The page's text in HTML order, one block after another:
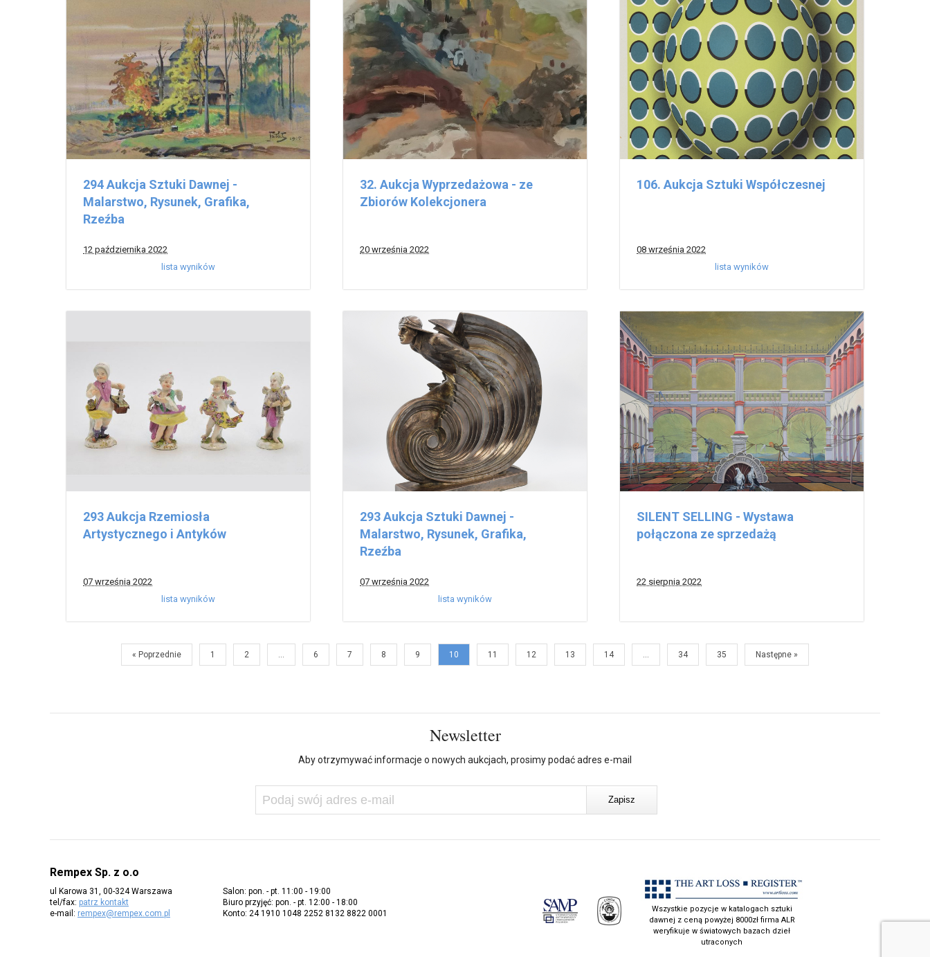
294 Aukcja Sztuki Dawnej -
Malarstwo, Rysunek, Grafika,
Rzeźba
12 października 2022
lista wyników
32. Aukcja Wyprzedażowa - ze
Zbiorów Kolekcjonera
20 września 2022
106. Aukcja Sztuki Współczesnej
08 września 2022
lista wyników
293 Aukcja Rzemiosła
Artystycznego i Antyków
07 września 2022
lista wyników
293 Aukcja Sztuki Dawnej -
Malarstwo, Rysunek, Grafika,
Rzeźba
07 września 2022
lista wyników
SILENT SELLING - Wystawa
połączona ze sprzedażą
22 sierpnia 2022
« Poprzednie 1 2 … 6 7 8 9 10 11 12 13 14 … 34 35 Następne »
Newsletter
Aby otrzymywać informacje o nowych aukcjach, prosimy podać adres e-mail
Rempex Sp. z o.o
ul Karowa 31, 00-324 Warszawa
tel/fax: patrz kontakt
e-mail: rempex@rempex.com.pl
Salon: pon. - pt. 11:00 - 19:00
Biuro przyjęć: pon. - pt. 12:00 - 18:00
Konto: 24 1910 1048 2252 8132 8822 0001
Wszystkie pozycje w katalogach sztuki
dawnej z ceną powyżej 8000zł firma ALR
weryfikuje w światowych bazach dzieł
utraconych